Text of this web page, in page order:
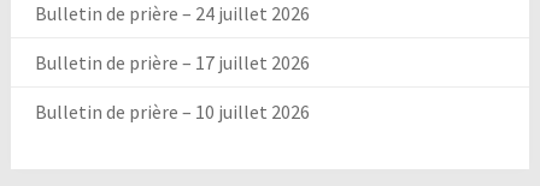
Bulletin de prière – 24 juillet 2026
Bulletin de prière – 17 juillet 2026
Bulletin de prière – 10 juillet 2026